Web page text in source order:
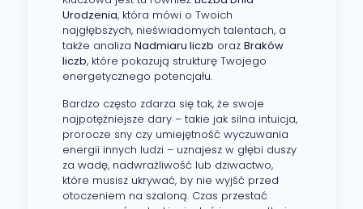
Urodzenia, która mówi o Twoich
najgłębszych, nieświadomych talentach, a
także analiza Nadmiaru liczb oraz Braków
liczb, które pokazują strukturę Twojego
energetycznego potencjału.
Bardzo często zdarza się tak, że swoje
najpotężniejsze dary – takie jak silna intuicja,
prorocze sny czy umiejętność wyczuwania
energii innych ludzi – uznajesz w głębi duszy
za wadę, nadwrażliwość lub dziwactwo,
które musisz ukrywać, by nie wyjść przed
otoczeniem na szaloną. Czas przestać